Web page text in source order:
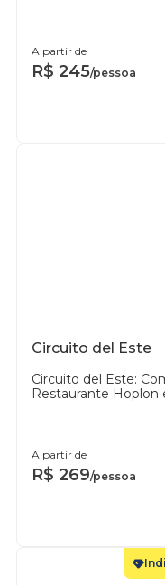
A partir de
R$ 245/pessoa
Circuito del Este
Circuito del Este:
Restaurante Hoplon
A partir de
R$ 269/pessoa